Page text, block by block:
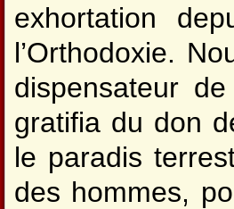
exhortation
l’Orthodoxie.
dispensateur
gratifia du don
le paradis
des hommes,